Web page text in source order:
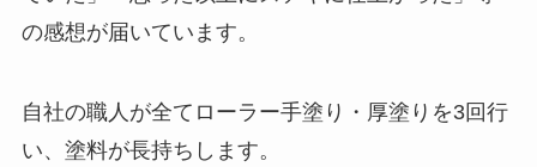
の感想が届いています。
自社の職人が全てローラー手塗り・厚塗りを3回行
い、塗料が長持ちします。